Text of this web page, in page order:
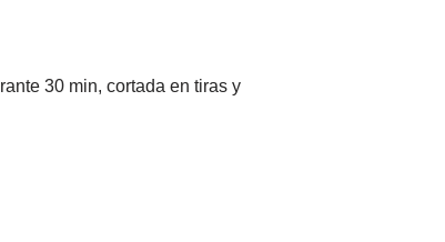
30 min, cortada en tiras y